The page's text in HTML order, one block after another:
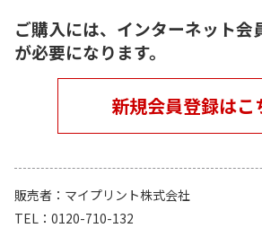
ご購入には、インターネット会
が必要になります。
新規会員登録はこ
販売者
マイプリント株式会社
TEL
0120-710-132